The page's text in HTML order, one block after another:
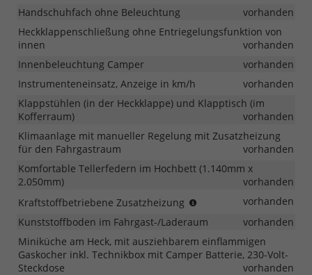
Handschuhfach ohne Beleuchtung
vorhanden
Heckklappenschließung ohne Entriegelungsfunktion von
innen
vorhanden
Innenbeleuchtung Camper
vorhanden
Instrumenteneinsatz, Anzeige in km/h
vorhanden
Klappstühlen (in der Heckklappe) und Klapptisch (im
Kofferraum)
vorhanden
Klimaanlage mit manueller Regelung mit Zusatzheizung
für den Fahrgastraum
vorhanden
Komfortable Tellerfedern im Hochbett (1.140mm x
2.050mm)
vorhanden
Kraftstoffbetriebene Zusatzheizung
eHybrid
vorhanden
Kunststoffboden im Fahrgast-/Laderaum
vorhanden
Miniküche am Heck, mit ausziehbarem einflammigen
Gaskocher inkl. Technikbox mit Camper Batterie, 230-Volt-
Steckdose
vorhanden